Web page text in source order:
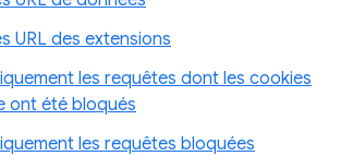
URL des extensions
les requêtes dont les cookies
ont été bloqués
les requêtes bloquées